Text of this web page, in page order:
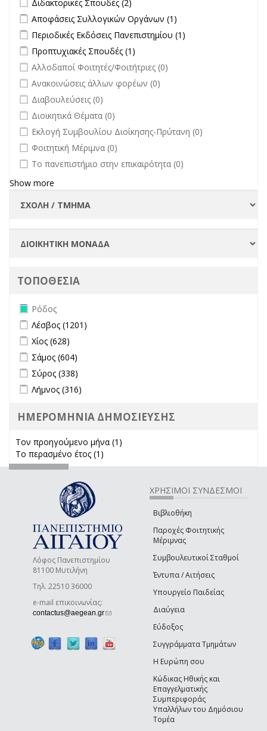
Διδακτορικές Σπουδές (2)
Apply Αποφάσεις Συλλογικών Οργάνων filter
Αποφάσεις Συλλογικών Οργάνων (1)
Οργάνων filter
Apply Περιοδικές Εκδόσεις Πανεπιστημίου filter
Περιοδικές Εκδόσεις Πανεπιστημίου (1)
Apply Προπτυχιακές Σπουδές filter
Προπτυχιακές Σπουδές (1)
undefined
Αλλοδαποί Φοιτητές/Φοιτήτριες (0)
undefined
Ανακοινώσεις άλλων φορέων (0)
undefined
Διαβουλεύσεις (0)
undefined
Διοικητικά Θέματα (0)
undefined
Εκλογή Συμβουλίου Διοίκησης-Πρύτανη (0)
undefined
Φοιτητική Μέριμνα (0)
undefined
Το πανεπιστήμιο στην επικαιρότητα (0)
Show more
ΤΟΠΟΘΕΣΙΑ
Remove Ρόδος filter
Ρόδος
Apply Λέσβος filter
Λέσβος (1201)
Apply Χίος filter
Χίος (628)
Apply Σάμος filter
Σάμος (604)
Apply Σύρος filter
Σύρος (338)
Apply Λήμνος filter
Λήμνος (316)
ΗΜΕΡΟΜΗΝΙΑ ΔΗΜΟΣΙΕΥΣΗΣ
Τον προηγούμενο μήνα (1)
Το περασμένο έτος (1)
Λόφος Πανεπιστημίου
81100 Μυτιλήνη
Τηλ. 22510 36000
e-mail επικοινωνίας:
contactus@aegean.gr(link sends e-mail)
ΧΡΗΣΙΜΟΙ ΣΥΝΔΕΣΜΟΙ
Βιβλιοθήκη
Παροχές Φοιτητικής
Μέριμνας
Συμβουλευτικοί Σταθμοί
Έντυπα / Αιτήσεις
Υπουργείο Παιδείας
Διαύγεια
Εύδοξος
Συγγράμματα Τμημάτων
Η Ευρώπη σου
Κώδικας Ηθικής και
Επαγγελματικής
Συμπεριφοράς
Υπαλλήλων του Δημόσιου
Τομέα